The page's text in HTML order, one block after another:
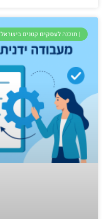
| תוכנה לעסקים קטנים בישראל